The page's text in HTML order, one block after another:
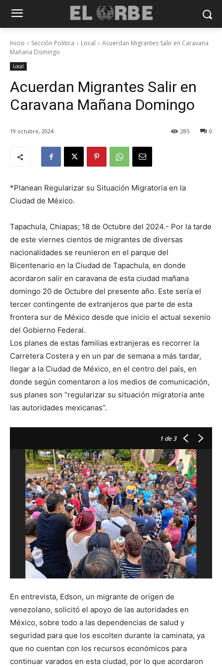
Inicio Sección Politica Local
Acuerdan Migrantes Salir en Caravana
Mañana Domingo
Local
Acuerdan Migrantes Salir en
Caravana Mañana Domingo
19 octubre, 2024 0
285
*Planean Regularizar su Situación Migratoria en la
Ciudad de México.
Tapachula, Chiapas; 18 de Octubre del 2024.- Por la tarde
de este viernes cientos de migrantes de diversas
nacionalidades se reunieron en el parque del
Bicentenario en la Ciudad de Tapachula, en donde
acordaron salir en caravana de esta ciudad mañana
domingo 20 de Octubre del presente año. Este sería el
tercer contingente de extranjeros que parte de esta
frontera sur de México desde que inicio el actual sexenio
del Gobierno Federal.
Los planes de estas familias extranjeras es recorrer la
Carretera Costera y en un par de semana a más tardar,
llegar a la Ciudad de México, en el centro del país, en
donde según comentaron a los medios de comunicación,
sus planes son “regularizar su situación migratoria ante
las autoridades mexicanas”.
1 de 3
En entrevista, Edson, un migrante de origen de
venezolano, solicitó el apoyo de las autoridades en
México, sobre todo a las dependencias de salud y
seguridad para que los escolten durante la caminata, ya
que no cuentan con los recursos económicos para
continuar varados en esta ciudad, por lo que acordaron